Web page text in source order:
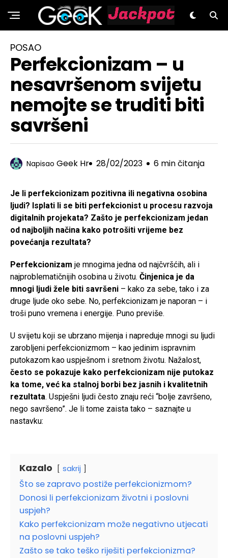
GeeK.hr
POSAO
Perfekcionizam – u
nesavršenom svijetu
nemojte se truditi biti
savršeni
Napisao Geek Hr 28/02/2023 6 min čitanja
Je li perfekcionizam pozitivna ili negativna osobina
ljudi? Isplati li se biti perfekcionist u procesu razvoja
digitalnih projekata? Zašto je perfekcionizam jedan
od najboljih načina kako potrošiti vrijeme bez
povećanja rezultata?
Perfekcionizam je mnogima jedna od najčvršćih, ali i
najproblematičnijih osobina u životu. Činjenica je da
mnogi ljudi žele biti savršeni – kako za sebe, tako i za
druge ljude oko sebe. No, perfekcionizam je naporan – i
troši puno vremena i energije. Puno previše.
U svijetu koji se ubrzano mijenja i napreduje mnogi su ljudi
zarobljeni perfekcionizmom – kao jedinim ispravnim
putokazom kao uspješnom i sretnom životu. Nažalost,
često se pokazuje kako perfekcionizam nije putokaz
ka tome, već ka stalnoj borbi bez jasnih i kvalitetnih
rezultata. Uspješni ljudi često znaju reći “bolje završeno,
nego savršeno”. Je li tome zaista tako – saznajte u
nastavku:
Kazalo sakrij
Što se zapravo postiže perfekcionizmom?
Donosi li perfekcionizam životni i poslovni
uspjeh?
Kako perfekcionizam može negativno utjecati
na poslovni uspjeh?
Zašto se tako teško riješiti perfekcionizma?